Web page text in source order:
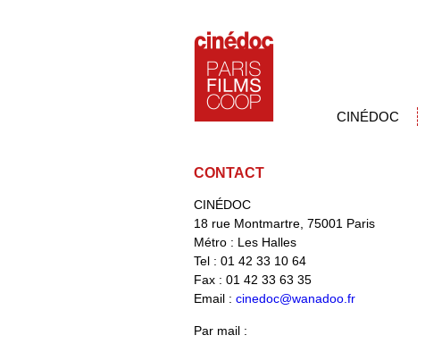
CINÉDOC
CONTACT
CINÉDOC
18 rue Montmartre, 75001 Paris
Métro : Les Halles
Tel : 01 42 33 10 64
Fax : 01 42 33 63 35
Email : cinedoc@wanadoo.fr
Par mail :